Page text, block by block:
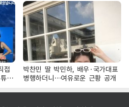
접
버
박찬민 딸 박민하, 배우·국가대표
병행하더니…여유로운 근황 공개